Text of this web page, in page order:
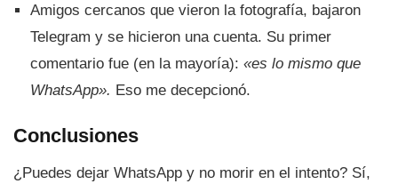
Amigos cercanos que vieron la fotografí­a, bajaron
Telegram y se hicieron una cuenta. Su primer
comentario fue (en la mayorí­a):«es lo mismo que
WhatsApp». Eso me decepcionó.
Conclusiones
¿Puedes dejar WhatsApp y no morir en el intento? Sí­,